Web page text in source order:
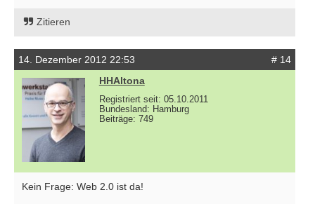
Zitieren
14. Dezember 2012 22:53
# 14
HHAltona
Registriert seit: 05.10.2011
Bundesland: Hamburg
Beiträge: 749
Kein Frage: Web 2.0 ist da!